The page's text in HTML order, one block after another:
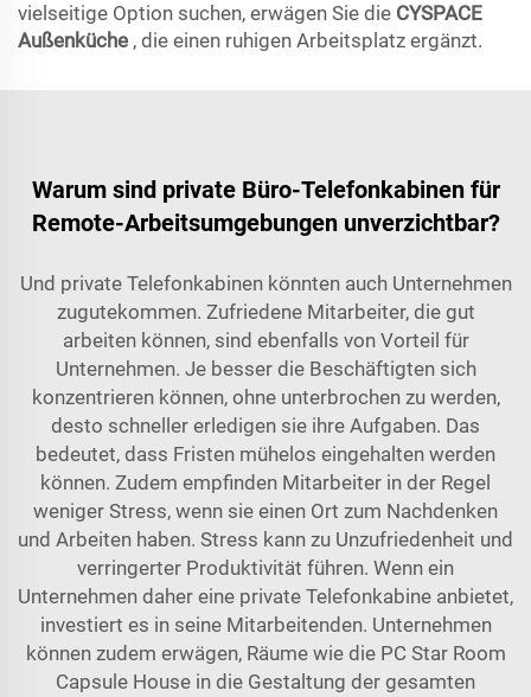
vielseitige Option suchen, erwägen Sie die CYSPACE
Außenküche , die einen ruhigen Arbeitsplatz ergänzt.
Warum sind private Büro-Telefonkabinen für
Remote-Arbeitsumgebungen unverzichtbar?
Und private Telefonkabinen könnten auch Unternehmen
zugutekommen. Zufriedene Mitarbeiter, die gut
arbeiten können, sind ebenfalls von Vorteil für
Unternehmen. Je besser die Beschäftigten sich
konzentrieren können, ohne unterbrochen zu werden,
desto schneller erledigen sie ihre Aufgaben. Das
bedeutet, dass Fristen mühelos eingehalten werden
können. Zudem empfinden Mitarbeiter in der Regel
weniger Stress, wenn sie einen Ort zum Nachdenken
und Arbeiten haben. Stress kann zu Unzufriedenheit und
verringerter Produktivität führen. Wenn ein
Unternehmen daher eine private Telefonkabine anbietet,
investiert es in seine Mitarbeitenden. Unternehmen
können zudem erwägen, Räume wie die PC Star Room
Capsule House in die Gestaltung der gesamten